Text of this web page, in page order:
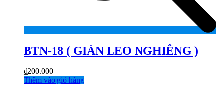
BTN-18 ( GIÀN LEO NGHIÊNG )
₫200.000
Thêm vào giỏ hàng